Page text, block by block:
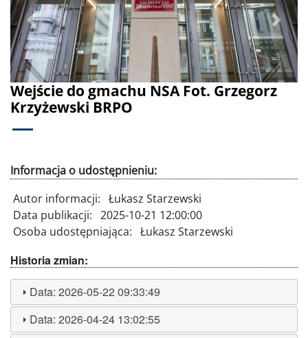
Wejście do gmachu NSA Fot. Grzegorz
Krzyżewski BRPO
Poprzednie Dalej
Informacja o udostępnieniu:
Autor informacji: Łukasz Starzewski
Data publikacji: 2025-10-21 12:00:00
Osoba udostępniająca: Łukasz Starzewski
Historia zmian:
Data:2026-05-22 09:33:49
Data:2026-04-24 13:02:55